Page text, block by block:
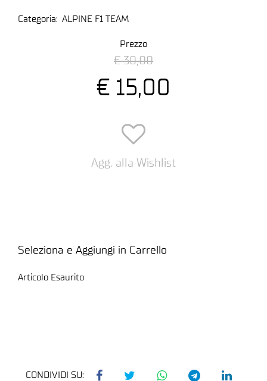
Categoria: ALPINE F1 TEAM
Prezzo
€ 30,00
€ 15,00
Agg. alla Wishlist
Seleziona e Aggiungi in Carrello
Articolo Esaurito
CONDIVIDI SU: